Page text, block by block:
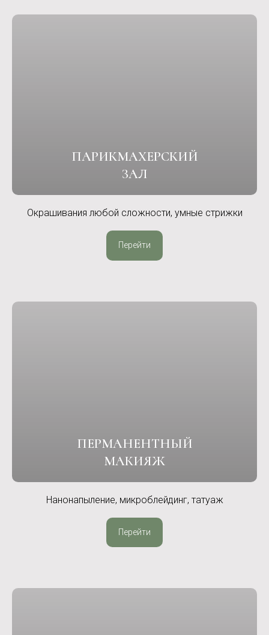
ПАРИКМАХЕРСКИЙ
ЗАЛ
Окрашивания любой сложности, умные стрижки
Перейти
ПЕРМАНЕНТНЫЙ
МАКИЯЖ
Нанонапыление, микроблейдинг, татуаж
Перейти